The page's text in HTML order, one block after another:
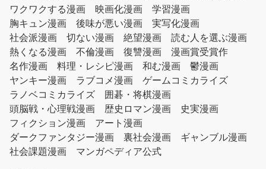
ワクワクする漫画
映画化漫画
学習漫画
胸キュン漫画
後味が悪い漫画
実写化漫画
社会派漫画
切ない漫画 絶望漫画
読む人を選ぶ漫画
熱くなる漫画
不倫漫画 復讐漫画
漫画賞受賞作
名作漫画
料理・レシピ漫画 和む漫画
鬱漫画
ヤンキー漫画
ラブコメ漫画
ゲームコミカライズ
ラノベコミカライズ
囲碁・将棋漫画
頭脳戦・心理戦漫画
歴史ロマン漫画
史実漫画
フィクション漫画
アート漫画
ダークファンタジー漫画
裏社会漫画
ギャンブル漫画
社会課題漫画
マンガペディア公式